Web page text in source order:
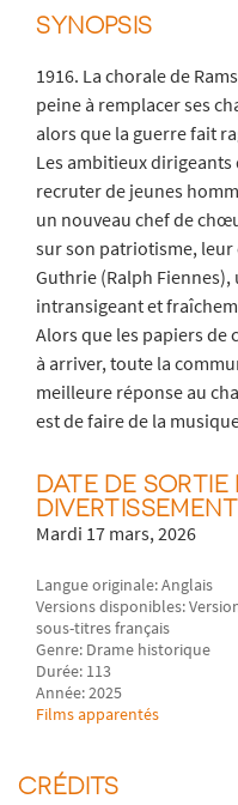
SYNOPSIS
1916. La chorale de
peine à remplacer ses
alors que la guerre fait
Les ambitieux
recruter de jeunes
un nouveau chef de
sur son patriotisme, leur
Guthrie (Ralph
intransigeant et
Alors que les papiers
à arriver, toute la
meilleure réponse au
est de faire de la
DATE DE SORTIE
Mardi 17 mars, 2026
Langue originale: Anglais
Versions disponibles:
sous-titres français
Genre: Drame historique
Durée: 113
Année: 2025
Films apparentés
CRÉDITS